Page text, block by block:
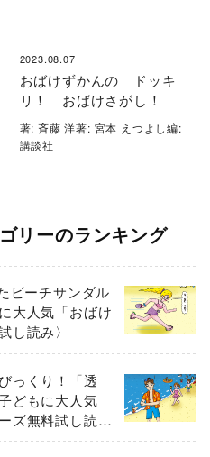
2023.08.07
おばけずかんの ドッキ
リ！ おばけさがし！
著: 斉藤 洋著: 宮本 えつよし編:
講談社
リーのランキング
ビーチサンダル
大人気「おばけ
し読み〉
っくり！「透
どもに大人気
ズ無料試し読